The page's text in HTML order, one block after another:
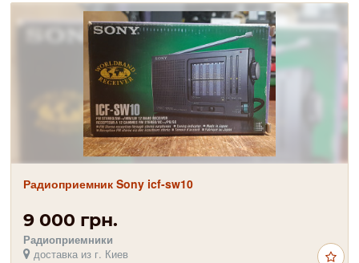
Радиоприемник Sony icf-sw10
9 000 грн.
Радиоприемники
доставка из г. Киев